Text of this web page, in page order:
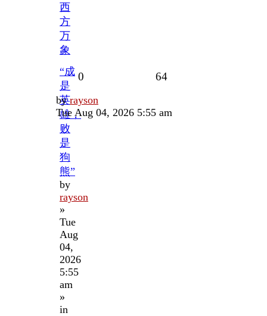
西
方
万
象
“成
是
英
雄，
败
是
狗
熊”
by
rayson
»
Tue
Aug
04,
2026
5:55
am
»
in
0 64Views
Last
post
byrayson
Tue Aug 04, 2026 5:55 am